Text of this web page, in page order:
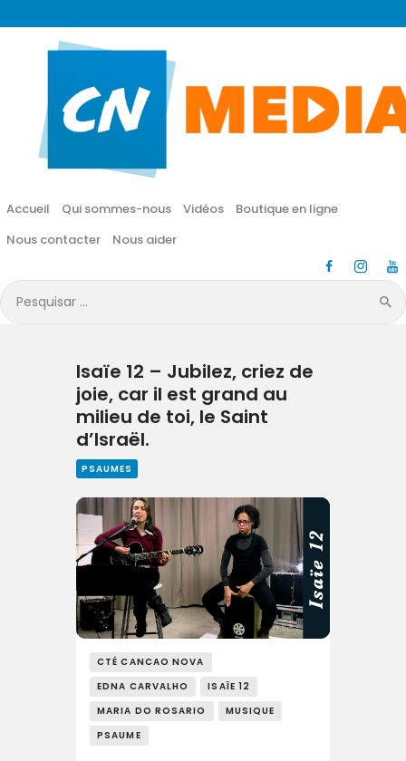
Accueil Qui sommes-nous Vidéos
Boutique en ligne
Nous contacter
Nous aider
Pesquisar
por:
CN MÉDIA
Une vie nouvelle en JESUS !
Accueil
Vidéos
Boutique en ligne
Nous aider
Isaïe 12 – Jubilez, criez de
joie, car il est grand au
milieu de toi, le Saint
d’Israël.
PSAUMES
CTÉ CANCAO NOVA
EDNA CARVALHO
ISAÏE 12
MARIA DO ROSARIO
MUSIQUE
PSAUME